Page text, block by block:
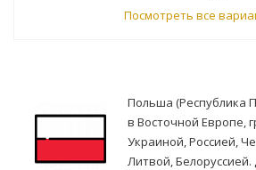
Посмотреть все
Польша (Республика
в Восточной Европе,
Украиной, Россией,
Литвой,